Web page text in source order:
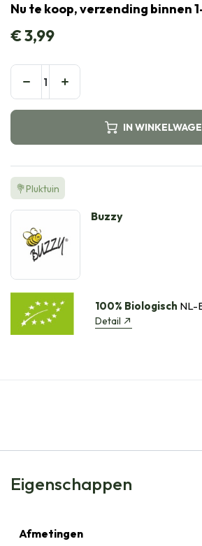
Nu te koop, verzending binnen
€3,99
IN
💐Pluktuin
Buzzy
100% Biologisch NL-
Detail
Eigenschappen
Afmetingen